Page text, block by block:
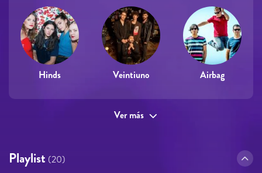
Hinds Veintiuno Airbag
Ver más
Playlist (20)